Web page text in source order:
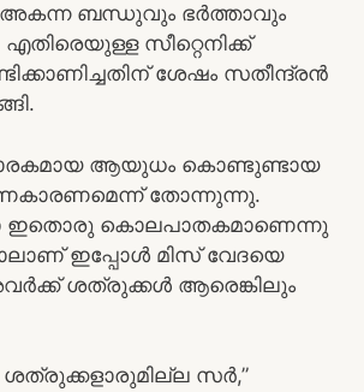
ബന്ധുവും ഭർത്താവും
സീറ്റെനിക്ക്
ശേഷം സതീന്ദ്രൻ
ആയുധം കൊണ്ടുണ്ടായ
തോന്നുന്നു.
ഇതൊരു കൊലപാതകമാണെന്നു
ഇപ്പോൾ മിസ് വേദയെ
അവർക്ക് ശത്രുക്കൾ ആരെങ്കിലും
ശത്രുക്കളാരുമില്ല സർ,”